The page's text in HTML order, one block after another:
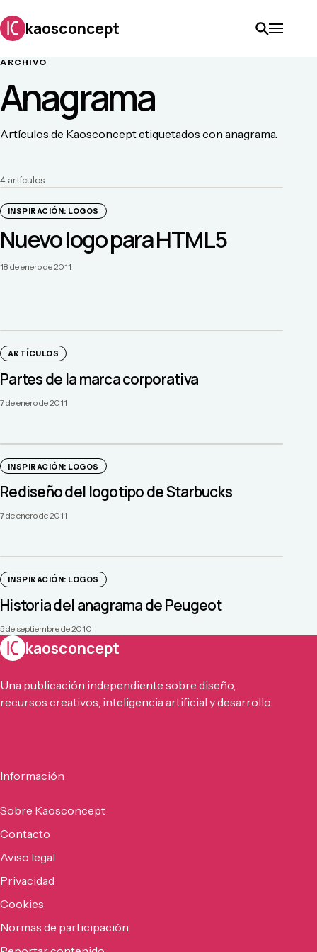
kaosconcept
ARCHIVO
Anagrama
Artículos de Kaosconcept etiquetados con anagrama.
4 artículos
INSPIRACIÓN: LOGOS
Nuevo logo para HTML5
18 de enero de 2011
ARTÍCULOS
Partes de la marca corporativa
7 de enero de 2011
INSPIRACIÓN: LOGOS
Rediseño del logotipo de Starbucks
7 de enero de 2011
INSPIRACIÓN: LOGOS
Historia del anagrama de Peugeot
5 de septiembre de 2010
kaosconcept
Una publicación independiente sobre diseño,
recursos creativos, inteligencia artificial y desarrollo.
Información
Sobre Kaosconcept
Contacto
Aviso legal
Privacidad
Cookies
Normas de participación